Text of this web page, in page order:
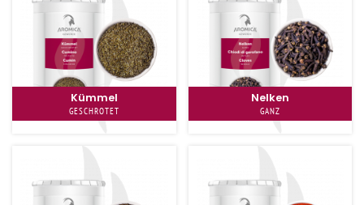
Kümmel
GESCHROTET
Nelken
GANZ